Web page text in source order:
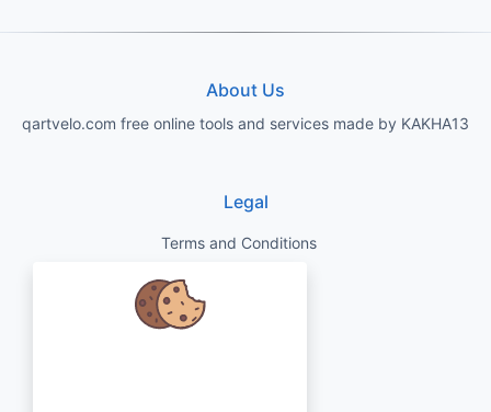
About Us
qartvelo.com free online tools and services made by KAKHA13
Legal
Terms and Conditions
Privacy Policy